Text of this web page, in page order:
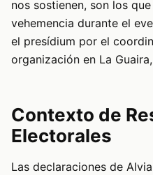
nos sostienen, son los
vehemencia durante el
el presídium por el
organización en La
Contexto de
Electorales
Las declaraciones de